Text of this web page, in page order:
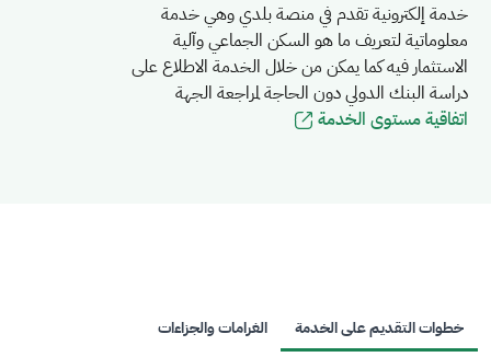
خدمة إلكترونية تقدم في منصة بلدي وهي خدمة
معلوماتية لتعريف ما هو السكن الجماعي وآلية
الاستثمار فيه كما يمكن من خلال الخدمة الاطلاع على
دراسة البنك الدولي دون الحاجة لمراجعة الجهة
اتفاقية مستوى الخدمة
خطوات التقديم على الخدمة
الغرامات والجزاءات